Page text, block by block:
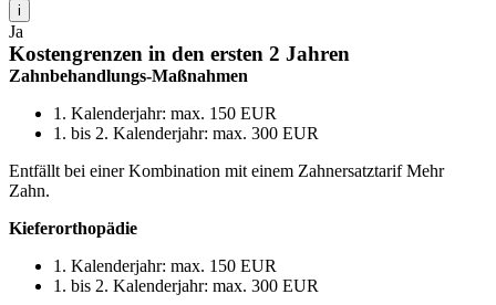
i
Ja
Kostengrenzen in den ersten 2 Jahren
Zahnbehandlungs-Maßnahmen
1. Kalenderjahr: max. 150 EUR
1. bis 2. Kalenderjahr: max. 300 EUR
Entfällt bei einer Kombination mit einem Zahnersatztarif Mehr
Zahn.
Kieferorthopädie
1. Kalenderjahr: max. 150 EUR
1. bis 2. Kalenderjahr: max. 300 EUR